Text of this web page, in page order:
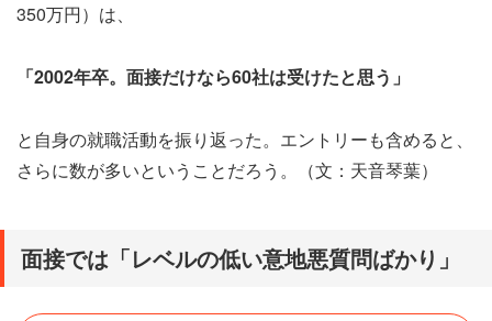
350万円）は、
「2002年卒。面接だけなら60社は受けたと思う」
と自身の就職活動を振り返った。エントリーも含めると、
さらに数が多いということだろう。（文：天音琴葉）
面接では「レベルの低い意地悪質問ばかり」